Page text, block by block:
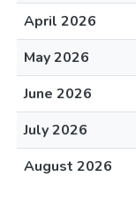
April 2026
May 2026
June 2026
July 2026
August 2026